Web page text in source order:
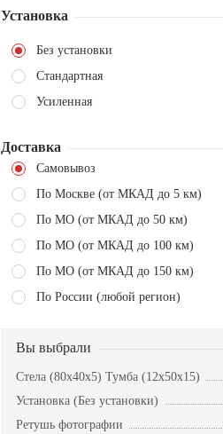
Установка
Без установки
Стандартная
Усиленная
Доставка
Самовывоз
По Москве (от МКАД до 5 км)
По МО (от МКАД до 50 км)
По МО (от МКАД до 100 км)
По МО (от МКАД до 150 км)
По России (любой регион)
Вы выбрали
Стела (80x40x5) Тумба (12x50x15)
Установка (Без установки)
Ретушь фотографии